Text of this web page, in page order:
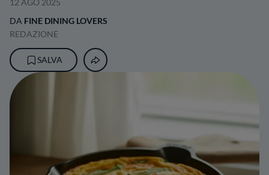
12 AGO 2025
DA FINE DINING LOVERS
REDAZIONE
SALVA